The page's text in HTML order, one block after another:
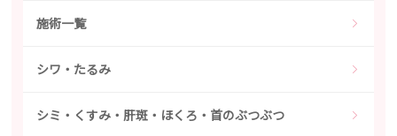
施術一覧
シワ・たるみ
シミ・くすみ・肝斑・ほくろ・首のぶつぶつ